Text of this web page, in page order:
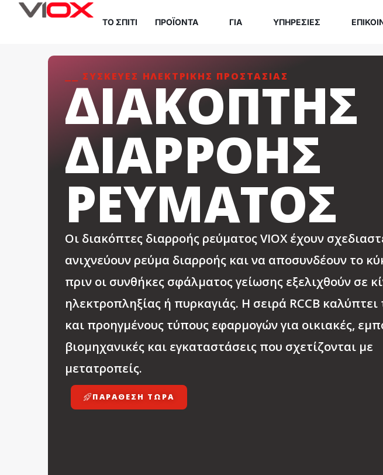
Μετάβαση
ΤΟ ΣΠΊΤΙ ΠΡΟΪΌΝΤΑ ΓΙΑ ΥΠΗΡΕΣΊΕΣ
⎯⎯ ΣΥΣΚΕΥΈΣ ΗΛΕΚΤΡΙΚΉΣ ΠΡΟΣΤΑΣΊΑΣ
ΔΙΑΚΌΠΤΗΣ
ΔΙΑΡΡΟΉΣ
ΡΕΎΜΑΤΟΣ
Οι διακόπτες διαρροής ρεύματος VIOX έχουν
ανιχνεύουν ρεύμα διαρροής και να αποσυνδέουν το
πριν οι συνθήκες σφάλματος γείωσης εξελιχθούν σε
ηλεκτροπληξίας ή πυρκαγιάς. Η σειρά RCCB καλύπτει
και προηγμένους τύπους εφαρμογών για οικιακές,
βιομηχανικές και εγκαταστάσεις που σχετίζονται με
μετατροπείς.
ΠΑΡΆΘΕΣΗ ΤΩΡΑ